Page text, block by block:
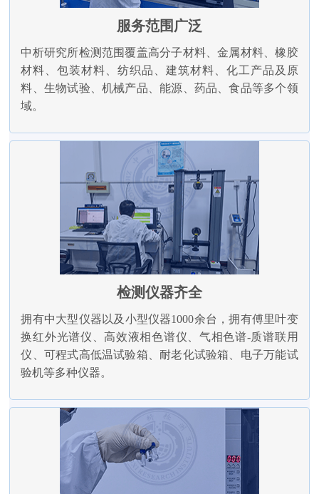
服务范围广泛
中析研究所检测范围覆盖高分子材料、金属材料、橡胶
材料、包装材料、纺织品、建筑材料、化工产品及原
料、生物试验、机械产品、能源、药品、食品等多个领
域。
检测仪器齐全
拥有中大型仪器以及小型仪器1000余台，拥有傅里叶变
换红外光谱仪、高效液相色谱仪、气相色谱-质谱联用
仪、可程式高低温试验箱、耐老化试验箱、电子万能试
验机等多种仪器。